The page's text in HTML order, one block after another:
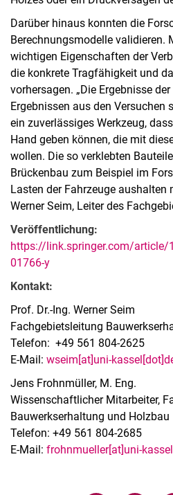
Darüber hinaus konnten die
Berechnungsmodelle validieren.
wichtigen Eigenschaften der
die konkrete Tragfähigkeit und
vorhersagen. „Die Ergebnisse
Ergebnissen aus den Versuchen
ein zuverlässiges Werkzeug,
Hand geben können, die mit
wollen. Die so verklebten
Brückenbau zum Beispiel im
Lasten der Fahrzeuge aushalten
Werner Seim, Leiter des
Veröffentlichung:
https://link.springer.com/article/
01766-y
Kontakt:
Prof. Dr.-Ing. Werner Seim
Fachgebietsleitung
Telefon: +49 561 804-2625
E-Mail: wseim[at]uni-
Jens Frohnmüller, M. Eng.
Wissenschaftlicher Mitarbeiter,
Bauwerkserhaltung und Holzbau
Telefon: +49 561 804-2685
E-Mail: frohnmueller[at]uni-